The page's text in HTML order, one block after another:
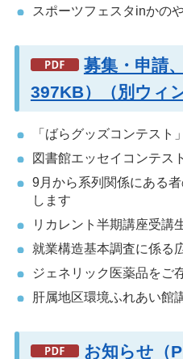
スポーツフェスタinかの
募集・申請
397KB）（別ウィ
「ばらグッズコンテスト
図書館エッセイコンテス
9月から系列関係にある
します
リカレント半期講座受講
就業構造基本調査に係る
ジェネリック医薬品をご
肝属地区環境ふれあい館
お知らせ（